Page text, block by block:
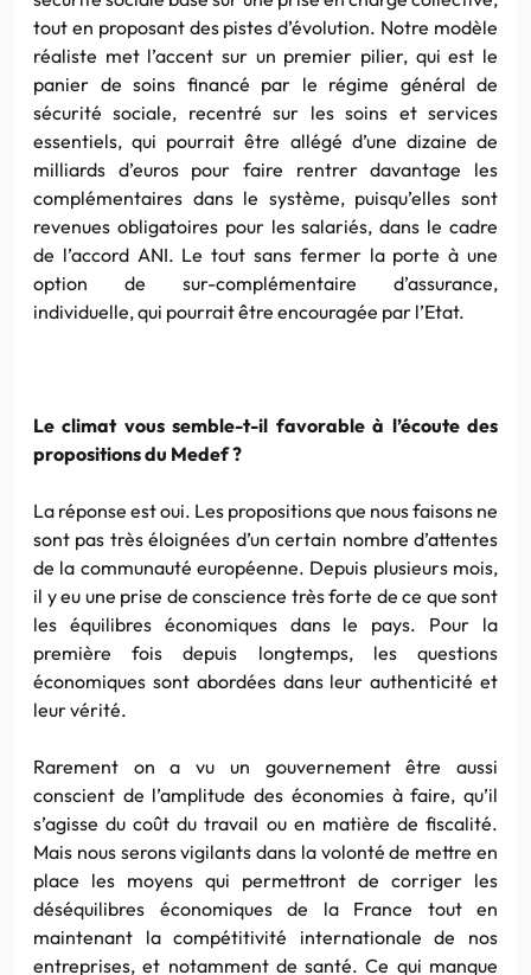
tout en proposant des pistes d’évolution. Notre modèle
réaliste met l’accent sur un premier pilier, qui est le
panier de soins financé par le régime général de
sécurité sociale, recentré sur les soins et services
essentiels, qui pourrait être allégé d’une dizaine de
milliards d’euros pour faire rentrer davantage les
complémentaires dans le système, puisqu’elles sont
revenues obligatoires pour les salariés, dans le cadre
de l’accord ANI. Le tout sans fermer la porte à une
option de sur-complémentaire d’assurance,
individuelle, qui pourrait être encouragée par l’Etat.
Le climat vous semble-t-il favorable à l’écoute des
propositions du Medef ?
La réponse est oui. Les propositions que nous faisons ne
sont pas très éloignées d’un certain nombre d’attentes
de la communauté européenne. Depuis plusieurs mois,
il y eu une prise de conscience très forte de ce que sont
les équilibres économiques dans le pays. Pour la
première fois depuis longtemps, les questions
économiques sont abordées dans leur authenticité et
leur vérité.
Rarement on a vu un gouvernement être aussi
conscient de l’amplitude des économies à faire, qu’il
s’agisse du coût du travail ou en matière de fiscalité.
Mais nous serons vigilants dans la volonté de mettre en
place les moyens qui permettront de corriger les
déséquilibres économiques de la France tout en
maintenant la compétitivité internationale de nos
entreprises, et notamment de santé. Ce qui manque